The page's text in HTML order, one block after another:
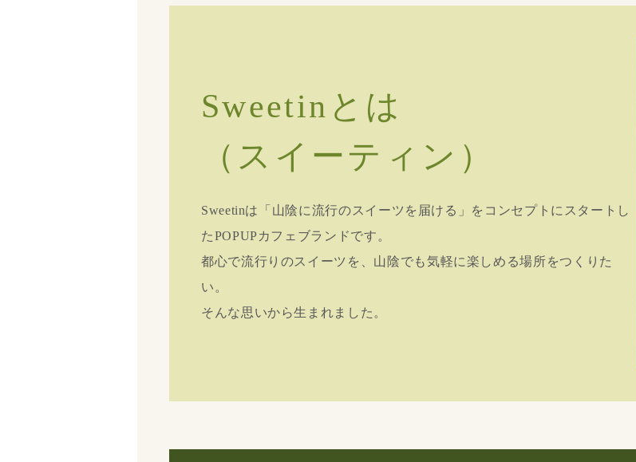
Sweetinとは
（スイーティン）
Sweetinは「山陰に流行のスイーツを届ける」をコンセプトにスタートし
たPOPUPカフェブランドです。
都心で流行りのスイーツを、山陰でも気軽に楽しめる場所をつくりた
い。
そんな思いから生まれました。